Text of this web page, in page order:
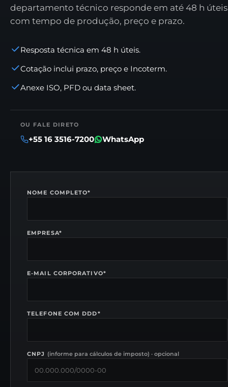
departamento técnico responde em até 48 h úteis
com tempo de produção, preço e prazo.
Resposta técnica em 48 h úteis.
Cotação inclui prazo, preço e Incoterm.
Anexe ISO, PFD ou data sheet.
OU FALE DIRETO
+55 16 3516-7200 WhatsApp
NOME COMPLETO*
EMPRESA*
E-MAIL CORPORATIVO*
TELEFONE COM DDD*
CNPJ (informe para cálculos de imposto) · opcional